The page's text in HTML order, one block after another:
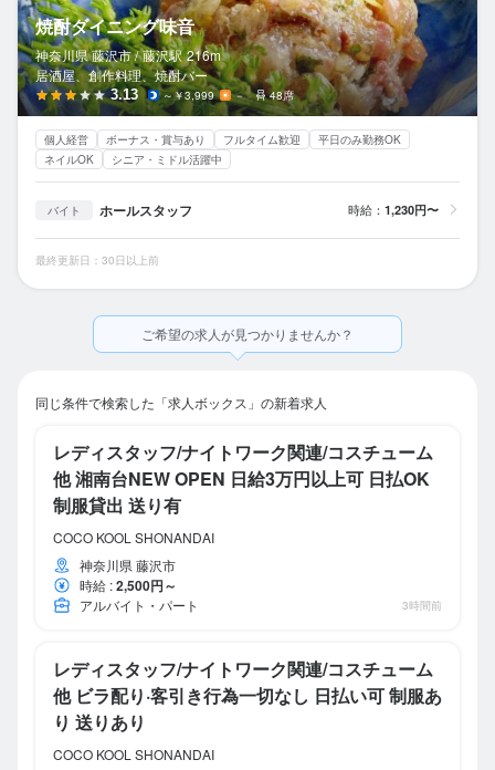
焼酎ダイニング味音
神奈川県 藤沢市 / 藤沢駅 216m
居酒屋、創作料理、焼酎バー
3.13 ～￥3,999 － 48席
個人経営 ボーナス・賞与あり フルタイム歓迎
平日のみ勤務OK
ネイルOK
シニア・ミドル活躍中
バイト ホールスタッフ 時給： 1,230円〜
最終更新日：30日以上前
ご希望の求人が見つかりませんか？
同じ条件で検索した「求人ボックス」の新着求人
レディスタッフ/ナイトワーク関連/コスチューム
他 湘南台NEW OPEN 日給3万円以上可 日払OK
制服貸出 送り有
COCO KOOL SHONANDAI
神奈川県 藤沢市
時給 :2,500円～
アルバイト・パート 3時間前
レディスタッフ/ナイトワーク関連/コスチューム
他 ビラ配り·客引き行為一切なし 日払い可 制服あ
り 送りあり
COCO KOOL SHONANDAI